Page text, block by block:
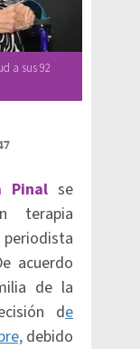
a sus 92
Pinalse
terapia
acuerdo
de la
de
debido